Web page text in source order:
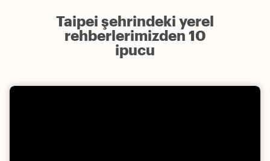
Taipei şehrindeki yerel
rehberlerimizden 10
ipucu